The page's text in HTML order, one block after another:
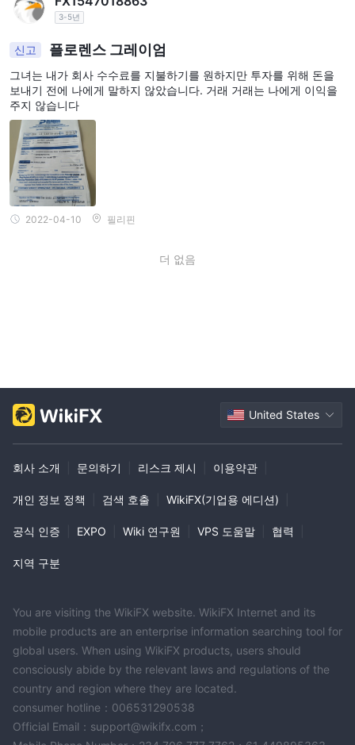
3-5년
신고 플로렌스 그레이엄
그녀는 내가 회사 수수료를 지불하기를 원하지만 투자를 위해 돈을
보내기 전에 나에게 말하지 않았습니다. 거래 거래는 나에게 이익을
주지 않습니다
2022-04-10 필리핀
더 없음
United States
회사 소개 문의하기 리스크 제시 이용약관
개인 정보 정책 검색 호출 WikiFX(기업용 에디션)
공식 인증 EXPO Wiki 연구원 VPS 도움말 협력
지역 구분
You are visiting the WikiFX website. WikiFX Internet and its
mobile products are an enterprise information searching tool for
global users. When using WikiFX products, users should
consciously abide by the relevant laws and regulations of the
country and region where they are located.
consumer hotline：006531290538
Official Email：support@wikifx.com；